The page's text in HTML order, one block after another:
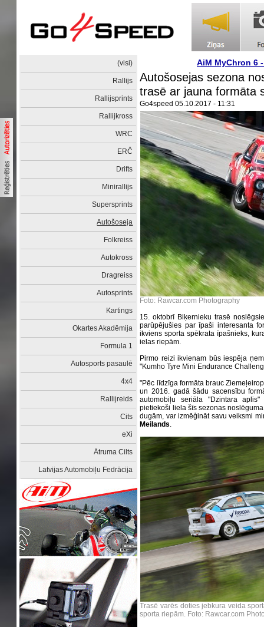
(visi)
Rallijs
Rallijsprints
Rallijkross
WRC
ERČ
Drifts
Minirallijs
Supersprints
Autošoseja
Folkreiss
Autokross
Dragreiss
Autosprints
Kartings
Okartes Akadēmija
Formula 1
Autosports pasaulē
4x4
Rallijreids
Cits
eXi
Ātruma Cilts
Latvijas Automobiļu Fedrācija
AiM MyChron 6
Autošosejas sezona
trasē ar jauna formāta
Go4speed 05.10.2017 - 11:31
Foto: Rawcar.com Photography
15. oktobrī Biķernieku trasē
parūpējušies par īpaši interesanta
ikviens sporta spēkrata īpašnieks,
ielas riepām.
Pirmo reizi ikvienam būs iespēja
"Kumho Tyre Mini Endurance
"Pēc līdzīga formāta brauc
un 2016. gadā šādu sacensību
automobiļu seriāla "Dzintara
pietiekoši liela šīs sezonas
dugām, var izmēģināt savu veiksmi
Meilands.
Trasē varēs doties jebkura veida
sporta riepām. Foto: Rawcar.com